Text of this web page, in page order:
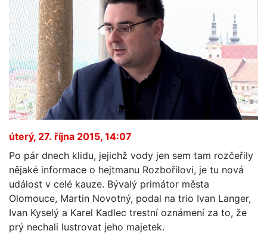
úterý, 27. října 2015, 14:07
Po pár dnech klidu, jejichž vody jen sem tam rozčeřily
nějaké informace o hejtmanu Rozbořilovi, je tu nová
událost v celé kauze. Bývalý primátor města
Olomouce, Martin Novotný, podal na trio Ivan Langer,
Ivan Kyselý a Karel Kadlec trestní oznámení za to, že
prý nechali lustrovat jeho majetek.